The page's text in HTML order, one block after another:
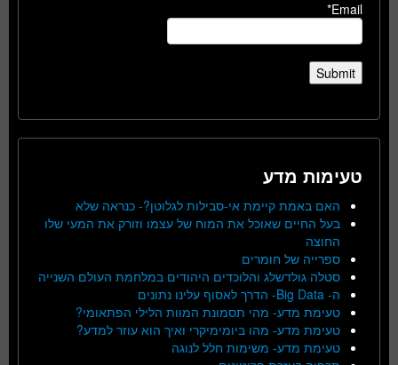
Email*
טעימות מדע
האם באמת קיימת אי-סבילות לגלוטן?- כנראה שלא
בעל החיים שאוכל את המוח של עצמו וזורק את המעי שלו
החוצה
ספרייה של חומרים
סטלה גולדשלג והלוכדים היהודים במלחמת העולם השנייה
ה- Big Data- הדרך לאסוף עלינו נתונים
טעימת מדע- מהי תסמונת המוות הלילי הפתאומי?
טעימת מדע- מהו ביומימיקרי ואיך הוא עוזר למדע?
טעימת מדע- משימות חלל לנוגה